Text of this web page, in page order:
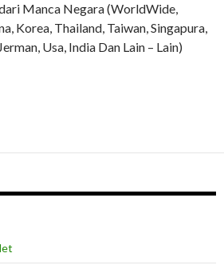
Manca Negara (WorldWide,
Korea, Thailand, Taiwan, Singapura,
Usa, India Dan Lain – Lain)